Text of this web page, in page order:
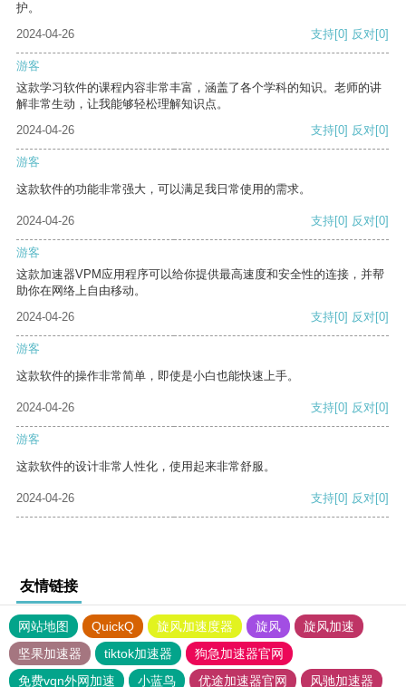
护。
2024-04-26
支持[0] 反对[0]
游客
这款学习软件的课程内容非常丰富，涵盖了各个学科的知识。老师的讲
解非常生动，让我能够轻松理解知识点。
2024-04-26
支持[0] 反对[0]
游客
这款软件的功能非常强大，可以满足我日常使用的需求。
2024-04-26 支持[0] 反对[0]
游客
这款加速器VPM应用程序可以给你提供最高速度和安全性的连接，并帮
助你在网络上自由移动。
2024-04-26
支持[0] 反对[0]
游客
这款软件的操作非常简单，即使是小白也能快速上手。
2024-04-26 支持[0] 反对[0]
游客
这款软件的设计非常人性化，使用起来非常舒服。
2024-04-26 支持[0] 反对[0]
友情链接
网站地图 QuickQ 旋风加速度器 旋风
旋风加速
坚果加速器
tiktok加速器
狗急加速器官网
免费vqn外网加速
小蓝鸟 优途加速器官网 风驰加速器